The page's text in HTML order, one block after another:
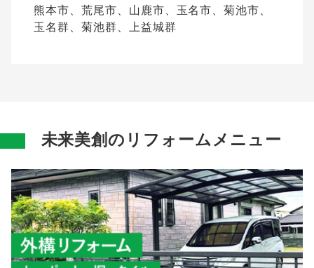
熊本市、荒尾市、山鹿市、玉名市、菊池市、
玉名群、菊池群、上益城群
未来美創のリフォームメニュー